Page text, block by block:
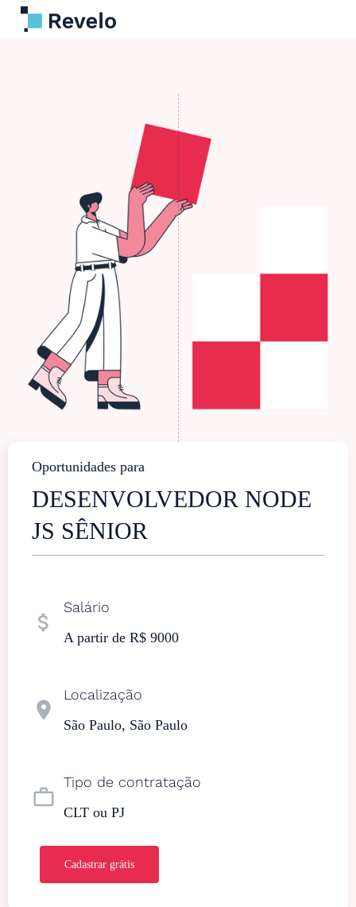
Oportunidades para
DESENVOLVEDOR NODE
JS SÊNIOR
attach_money
Salário
A partir de R$ 9000
location_on
Localização
São Paulo, São Paulo
work_outline
Tipo de contratação
CLT ou PJ
Cadastrar grátis